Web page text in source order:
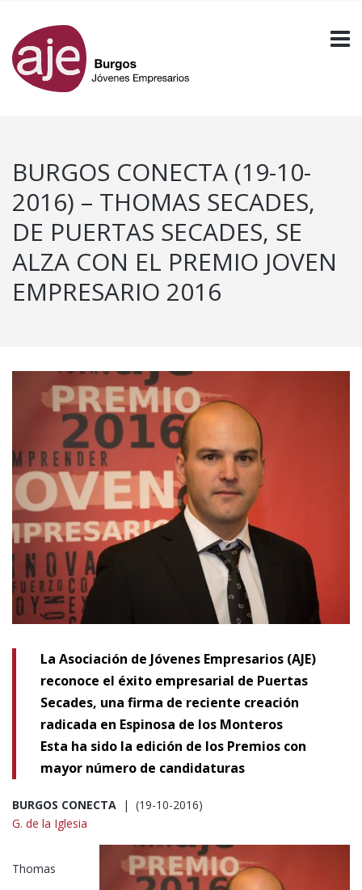
BURGOS CONECTA (19-10-
2016) – THOMAS SECADES,
DE PUERTAS SECADES, SE
ALZA CON EL PREMIO JOVEN
EMPRESARIO 2016
La Asociación de Jóvenes Empresarios (AJE)
reconoce el éxito empresarial de Puertas
Secades, una firma de reciente creación
radicada en Espinosa de los Monteros
Esta ha sido la edición de los Premios con
mayor número de candidaturas
BURGOS CONECTA | (19-10-2016)
G. de la Iglesia
Thomas